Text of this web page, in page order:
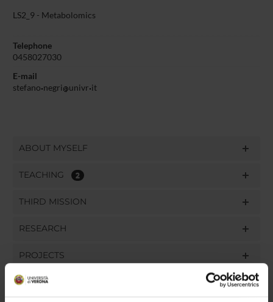
LS2_9 - Metabolomics
Telephone
0458027030
E-mail
stefano negri univr it
ABOUT MYSELF
TEACHING 2
THIRD MISSION
RESEARCH
PROJECTS
PUBLICATIONS